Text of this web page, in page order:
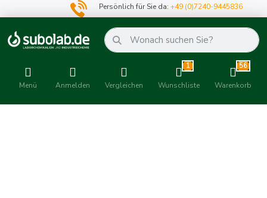
Persönlich für Sie da:+49 (0)7240-9445836
Menü Anmelden Vergleichen
1
Wunschliste
56
Warenkorb